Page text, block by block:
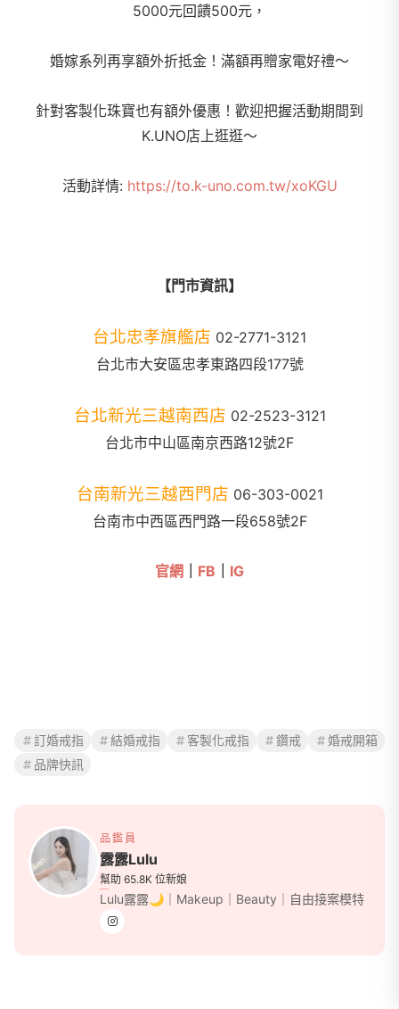
5000元回饋500元，
婚嫁系列再享額外折抵金！滿額再贈家電好禮～
針對客製化珠寶也有額外優惠！歡迎把握活動期間到
K.UNO店上逛逛～
活動詳情: https://to.k-uno.com.tw/xoKGU
【門市資訊】
台北忠孝旗艦店 02-2771-3121
台北市大安區忠孝東路四段177號
台北新光三越南西店 02-2523-3121
台北市中山區南京西路12號2F
台南新光三越西門店 06-303-0021
台南市中西區西門路一段658號2F
官網 FB IG
訂婚戒指 結婚戒指 客製化戒指 鑽戒
婚戒開箱
品牌快訊
品鑑員
露露Lulu
幫助 65.8K 位新娘
Lulu露露🌙｜Makeup｜Beauty｜自由接案模特